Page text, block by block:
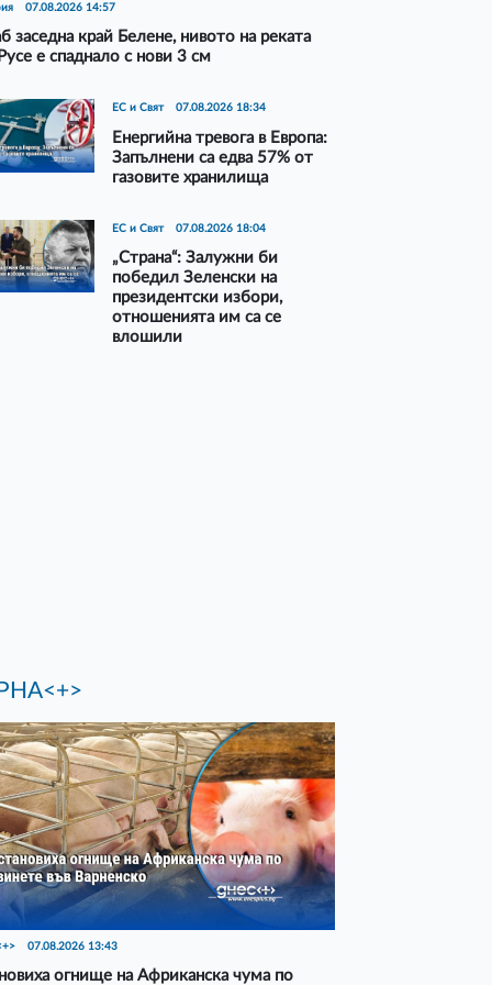
07.08.2026 14:57
заседна край Белене, нивото на реката
е спаднало с нови 3 см
ЕС и Свят 07.08.2026 18:34
Енергийна тревога в Европа:
Запълнени са едва 57% от
газовите хранилища
ЕС и Свят 07.08.2026 18:04
„Страна“: Залужни би
победил Зеленски на
президентски избори,
отношенията им са се
влошили
07.08.2026 13:43
огнище на Африканска чума по